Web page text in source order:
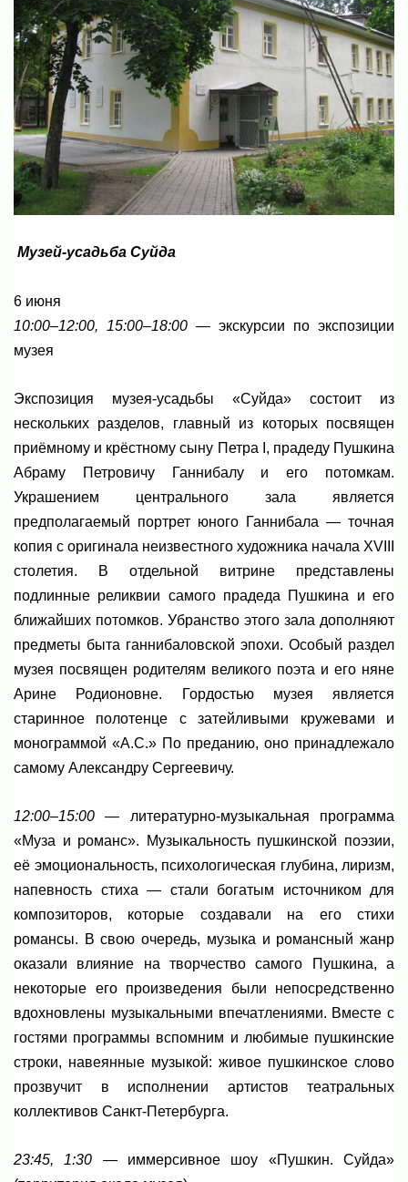
Музей-усадьба Суйда
6 июня
10:00–12:00, 15:00–18:00 — экскурсии по экспозиции
музея
Экспозиция музея-усадьбы «Суйда» состоит из
нескольких разделов, главный из которых посвящен
приёмному и крёстному сыну Петра I, прадеду Пушкина
Абраму Петровичу Ганнибалу и его потомкам.
Украшением центрального зала является
предполагаемый портрет юного Ганнибала — точная
копия с оригинала неизвестного художника начала XVIII
столетия. В отдельной витрине представлены
подлинные реликвии самого прадеда Пушкина и его
ближайших потомков. Убранство этого зала дополняют
предметы быта ганнибаловской эпохи. Особый раздел
музея посвящен родителям великого поэта и его няне
Арине Родионовне. Гордостью музея является
старинное полотенце с затейливыми кружевами и
монограммой «А.С.» По преданию, оно принадлежало
самому Александру Сергеевичу.
12:00–15:00 — литературно-музыкальная программа
«Муза и романс». Музыкальность пушкинской поэзии,
её эмоциональность, психологическая глубина, лиризм,
напевность стиха — стали богатым источником для
композиторов, которые создавали на его стихи
романсы. В свою очередь, музыка и романсный жанр
оказали влияние на творчество самого Пушкина, а
некоторые его произведения были непосредственно
вдохновлены музыкальными впечатлениями. Вместе с
гостями программы вспомним и любимые пушкинские
строки, навеянные музыкой: живое пушкинское слово
прозвучит в исполнении артистов театральных
коллективов Санкт-Петербурга.
23:45, 1:30 — иммерсивное шоу «Пушкин. Суйда»